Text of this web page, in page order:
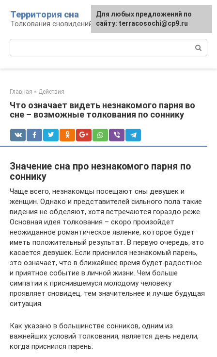
контенту
Территория сна
Толкования сновидений
Главная » Действия
Что означает видеть незнакомого парня во
сне – возможные толкования по соннику
Значение сна про незнакомого парня по
соннику
Чаще всего, незнакомцы посещают сны девушек и
женщин. Однако и представителей сильного пола такие
видения не обделяют, хотя встречаются гораздо реже.
Основная идея толкования – скоро произойдет
неожиданное романтическое явление, которое будет
иметь положительный результат. В первую очередь, это
касается девушек. Если приснился незнакомый парень,
это означает, что в ближайшее время будет радостное
и приятное событие в личной жизни. Чем больше
симпатии к приснившемуся молодому человеку
проявляет сновидец, тем значительнее и лучше будущая
ситуация.
Как указано в большинстве сонников, одним из
важнейших условий толкования, является день недели,
когда приснился парень:
Для любых предложений по
сайту: terracosochi@cp9.ru